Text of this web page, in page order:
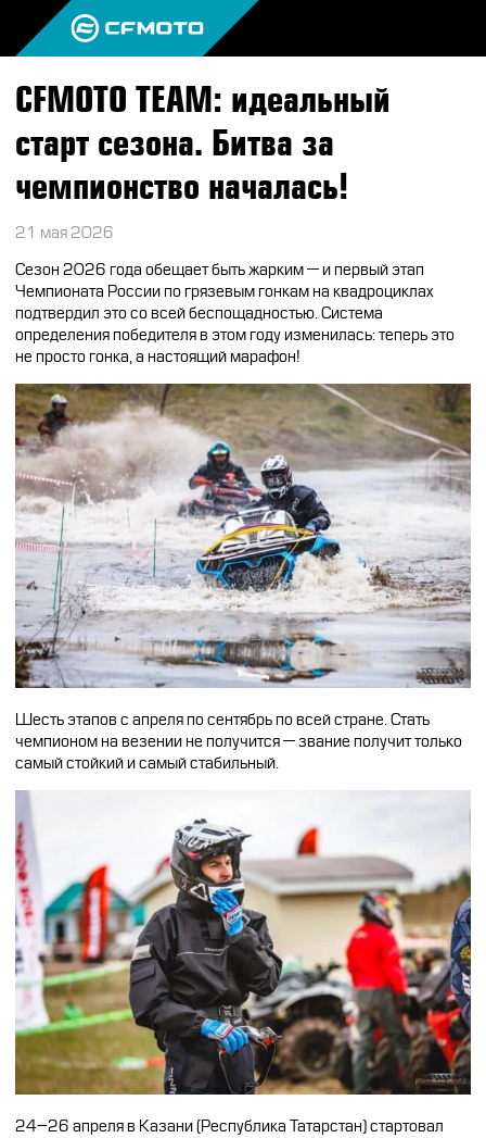
ПРОДУКЦИЯ
ЭКИПИРОВКА
АКСЕССУАРЫ
МАСЛО
CFMOTO РЕКОМЕНДУЕТ
CFMOTO ФИНАНС
ЛИЗИНГ
СТАТЬ ПОСТАВЩИКОМ
ГАЛЕРЕЯ
НАШИ ПОБЕДЫ
CFMOTO EXPERIENCE
CFMOTO Х СИМАЧЁВ
ТЕСТ-ДРАЙВ
CFMOTO EXPERIENCE
CFMOTO TRAVEL
CFMOTO ЭКСПЕРТ
КВАДРОЦИКЛЫ
МОТОЦИКЛЫ
ДЛЯ ДИЛЕРОВ
Дилеры
Найти дилера
Стать дилером
Конфигуратор
CFMOTO TEAM: идеальный
старт сезона. Битва за
чемпионство началась!
21 мая 2026
Сезон 2026 года обещает быть жарким — и первый этап
Чемпионата России по грязевым гонкам на квадроциклах
подтвердил это со всей беспощадностью. Система
определения победителя в этом году изменилась: теперь это
не просто гонка, а настоящий марафон!
Шесть этапов с апреля по сентябрь по всей стране. Стать
чемпионом на везении не получится — звание получит только
самый стойкий и самый стабильный.
24–26 апреля в Казани (Республика Татарстан) стартовал